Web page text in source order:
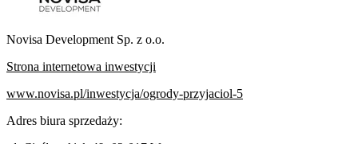
Novisa Development Sp. z o.o.
Strona internetowa inwestycji
www.novisa.pl/inwestycja/ogrody-przyjaciol-5
Adres biura sprzedaży: